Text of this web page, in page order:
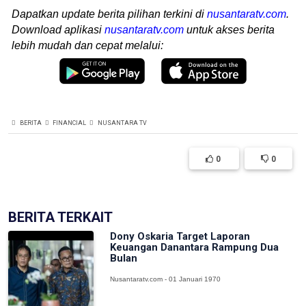
Dapatkan update berita pilihan terkini di nusantaratv.com.
Download aplikasi nusantaratv.com untuk akses berita
lebih mudah dan cepat melalui:
BERITA FINANCIAL NUSANTARA TV
0 0
BERITA TERKAIT
Dony Oskaria Target Laporan
Keuangan Danantara Rampung Dua
Bulan
Nusantaratv.com - 01 Januari 1970